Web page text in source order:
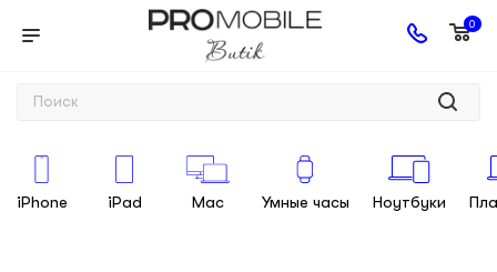
0
iPhone iPad Mac Умные часы Ноутбуки